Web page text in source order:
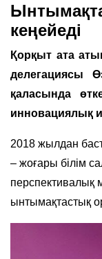
кеңейеді
Қорқыт ата
делегациясы
қаласында
инновациялық
2018 жылдан
– жоғары білім
перспективалық
ынтымақтастық